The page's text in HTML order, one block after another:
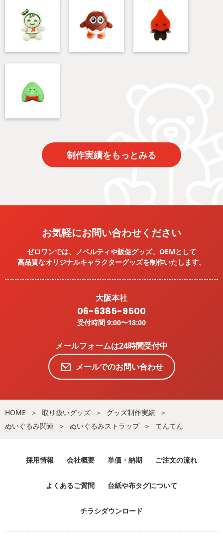
制作実績をもっとみる
お気軽にお問い合わせください
ゼロワンでは、ノベルティや販促グッズ、OEMとして
高品質なオリジナルキャラクターグッズを制作いたします。
大阪本社
06-6385-9500
受付時間 9:00〜18:00
メールフォームは24時間受付中
メールでのお問い合わせ
HOME 取り扱いグッズ
グッズ制作実績
ぬいぐるみ関連
ぬいぐるみストラップ てんてん
採用情報 会社概要 単価・納期 ご注文の流れ
よくあるご質問 台紙や布タグについて
チラシダウンロード